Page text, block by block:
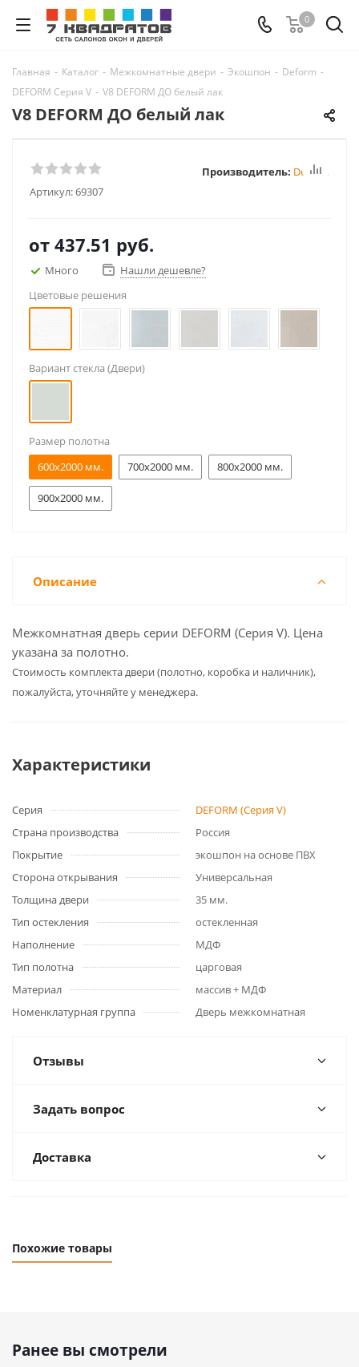
0
Главная - Каталог - Межкомнатные двери - Экошпон - Deform -
DEFORM Серия V - V8 DEFORM ДО белый лак
V8 DEFORM ДО белый лак
Артикул:69307
Производитель: Deform
от 437.51 руб.
Много
Нашли дешевле?
Цветовые решения
Вариант стекла (Двери)
Размер полотна
600x2000 мм.
700x2000 мм. 800x2000 мм.
900x2000 мм.
Описание
Межкомнатная дверь серии DEFORM (Серия V). Цена
указана за полотно.
Cтоимость комплекта двери (полотно, коробка и наличник),
пожалуйста, уточняйте у менеджера.
Характеристики
Серия
DEFORM (Серия V)
Страна производства
Россия
Покрытие
экошпон на основе ПВХ
Сторона открывания
Универсальная
Толщина двери
35 мм.
Тип остекления
остекленная
Наполнение
МДФ
Тип полотна
царговая
Материал
массив + МДФ
Номенклатурная группа
Дверь межкомнатная
Отзывы
Задать вопрос
Доставка
Похожие товары
Ранее вы смотрели